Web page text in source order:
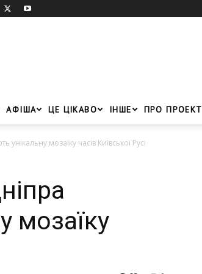
АФІША ЦЕ ЦІКАВО ІНШЕ ПРО ПРОЕКТ
мозаїку часів Київської Русі
мозаїку